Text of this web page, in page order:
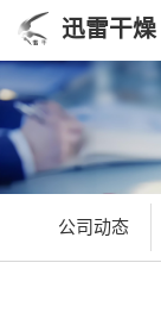
迅雷干燥
公司动态